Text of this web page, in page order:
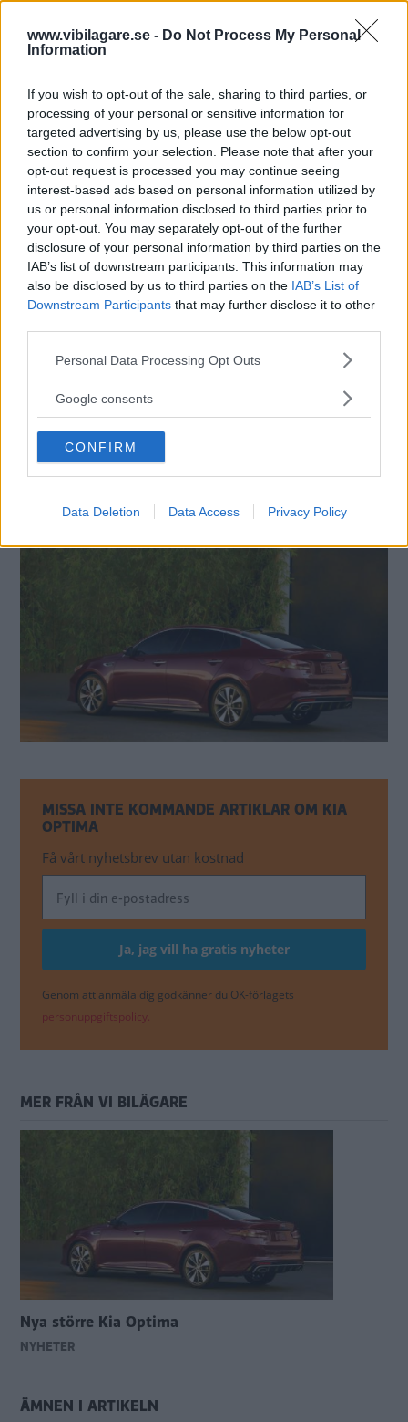
www.vibilagare.se - Do Not Process My Personal
Information
If you wish to opt-out of the sale, sharing to third parties, or
processing of your personal or sensitive information for
targeted advertising by us, please use the below opt-out
section to confirm your selection. Please note that after your
opt-out request is processed you may continue seeing
interest-based ads based on personal information utilized by
us or personal information disclosed to third parties prior to
your opt-out. You may separately opt-out of the further
disclosure of your personal information by third parties on the
IAB’s list of downstream participants. This information may
also be disclosed by us to third parties on the IAB’s List of
Downstream Participants that may further disclose it to other
Please note that this website/app uses one or more Google
not limited to your visit or usage behaviour. You may click to
use your data for below specified purposes in below Google
consent section.
Personal Data Processing Opt Outs
Google consents
CONFIRM
Data Deletion Data Access Privacy Policy
Vad tycker du om nya Kia Optima?
MISSA INTE KOMMANDE ARTIKLAR OM KIA
OPTIMA
Få vårt nyhetsbrev utan kostnad
Genom att anmäla dig godkänner du OK-förlagets
personuppgiftspolicy.
MER FRÅN VI BILÄGARE
Nya större Kia Optima
NYHETER
ÄMNEN I ARTIKELN